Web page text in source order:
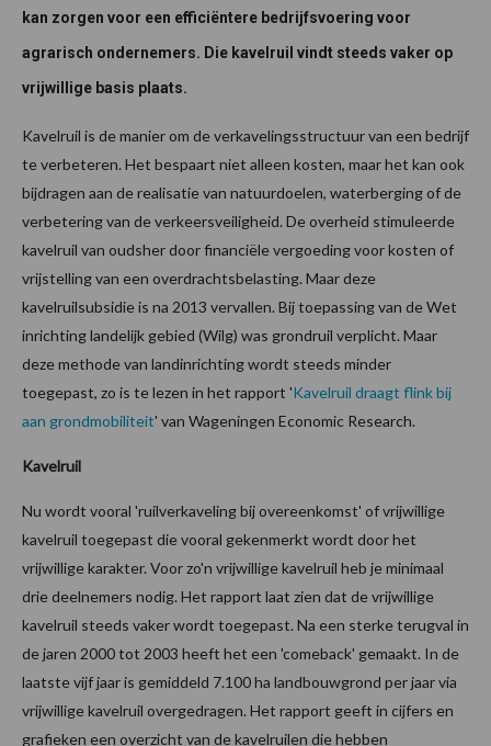
kan zorgen voor een efficiëntere bedrijfsvoering voor
agrarisch ondernemers. Die kavelruil vindt steeds vaker op
vrijwillige basis plaats.
Kavelruil is de manier om de verkavelingsstructuur van een bedrijf
te verbeteren. Het bespaart niet alleen kosten, maar het kan ook
bijdragen aan de realisatie van natuurdoelen, waterberging of de
verbetering van de verkeersveiligheid. De overheid stimuleerde
kavelruil van oudsher door financiële vergoeding voor kosten of
vrijstelling van een overdrachtsbelasting. Maar deze
kavelruilsubsidie is na 2013 vervallen. Bij toepassing van de Wet
inrichting landelijk gebied (Wilg) was grondruil verplicht. Maar
deze methode van landinrichting wordt steeds minder
toegepast, zo is te lezen in het rapport 'Kavelruil draagt flink bij
aan grondmobiliteit' van Wageningen Economic Research.
Kavelruil
Nu wordt vooral 'ruilverkaveling bij overeenkomst' of vrijwillige
kavelruil toegepast die vooral gekenmerkt wordt door het
vrijwillige karakter. Voor zo'n vrijwillige kavelruil heb je minimaal
drie deelnemers nodig. Het rapport laat zien dat de vrijwillige
kavelruil steeds vaker wordt toegepast. Na een sterke terugval in
de jaren 2000 tot 2003 heeft het een 'comeback' gemaakt. In de
laatste vijf jaar is gemiddeld 7.100 ha landbouwgrond per jaar via
vrijwillige kavelruil overgedragen. Het rapport geeft in cijfers en
grafieken een overzicht van de kavelruilen die hebben